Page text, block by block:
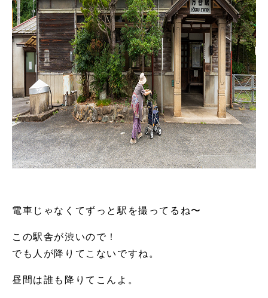
電車じゃなくてずっと駅を撮ってるね〜
この駅舎が渋いので！
でも人が降りてこないですね。
昼間は誰も降りてこんよ。